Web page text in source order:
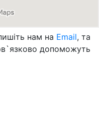
нам на Email, та
допоможуть